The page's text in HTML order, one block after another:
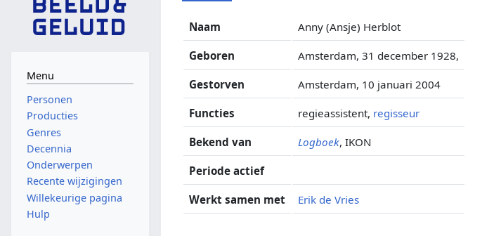
Naam Anny (Ansje) Herblot
Geboren Amsterdam, 31 december 1928,
Gestorven Amsterdam, 10 januari 2004
Functies regieassistent, regisseur
Bekend van Logboek, IKON
Periode actief
Werkt samen met Erik de Vries
Menu
Personen
Producties
Genres
Decennia
Onderwerpen
Recente wijzigingen
Willekeurige pagina
Hulp